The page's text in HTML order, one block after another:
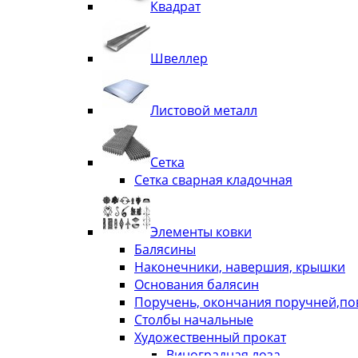
Квадрат
Швеллер
Листовой металл
Сетка
Сетка сварная кладочная
Элементы ковки
Балясины
Наконечники, навершия, крышки
Основания балясин
Поручень, окончания
Столбы начальные
Художественный прокат